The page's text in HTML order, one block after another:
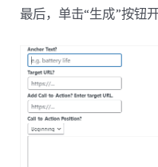
最后，单击“生成”按钮